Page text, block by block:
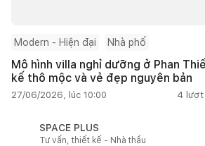
Modern - Hiện đại Nhà phố
Mô hình villa nghỉ dưỡng ở Phan
kế thô mộc và vẻ đẹp nguyên bản
27/06/2026, lúc 10:00 4 lượt
SPACE PLUS
Tư vấn, thiết kế - Nhà thầu